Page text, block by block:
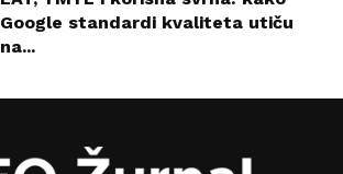
Google standardi kvaliteta utiču
na...